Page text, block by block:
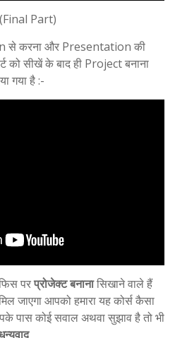
Part)
से करना और Presentation की
को सीखें के बाद ही Project बनाना
गया है :-
परप्रोजेक्ट बनानासिखाने वाले हैं
जाएगा आपको हमारा यह कोर्स कैसा
पास कोई सवाल अथवा सुझाव है तो भी